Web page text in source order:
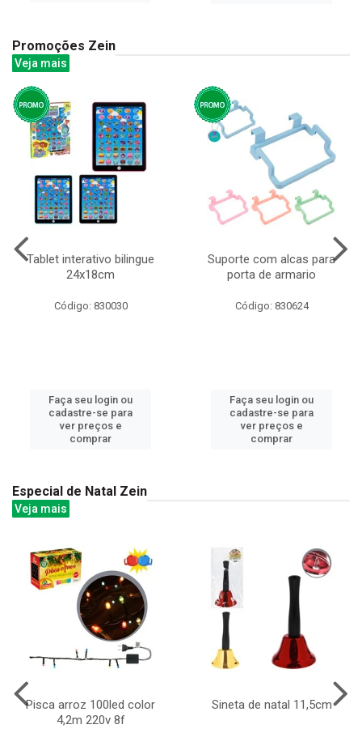
Promoções Zein
Veja mais
Tablet interativo bilingue
24x18cm
Código: 830030
Faça seu login ou
cadastre-se para
ver preços e
comprar
Suporte com alcas para
porta de armario
Código: 830624
Faça seu login ou
cadastre-se para
ver preços e
comprar
Especial de Natal Zein
Veja mais
Pisca arroz 100led color
4,2m 220v 8f
Sineta de natal 11,5cm